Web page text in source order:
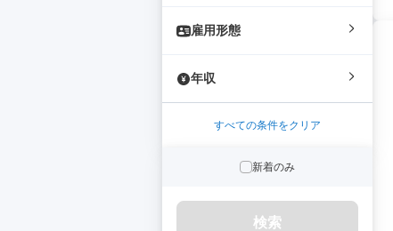
雇用形態
年収
すべての条件をクリア
新着のみ
検索